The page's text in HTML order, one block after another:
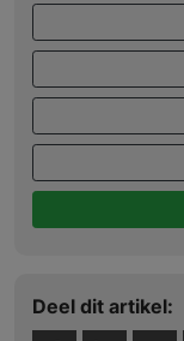
Deel dit artikel: